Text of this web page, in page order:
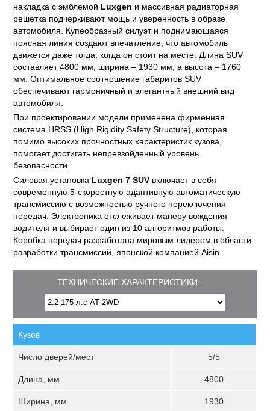
накладка с эмблемой Luxgen и массивная радиаторная
решетка подчеркивают мощь и уверенность в образе
автомобиля. Купеобразный силуэт и поднимающаяся
поясная линия создают впечатление, что автомобиль
движется даже тогда, когда он стоит на месте. Длина SUV
составляет 4800 мм, ширина – 1930 мм, а высота – 1760
мм. Оптимальное соотношение габаритов SUV
обеспечивают гармоничный и элегантный внешний вид
автомобиля.
При проектировании модели применена фирменная
система HRSS (High Rigidity Safety Structure), которая
помимо высоких прочностных характеристик кузова,
помогает достигать непревзойденный уровень
безопасности.
Силовая установка Luxgen 7 SUV включает в себя
современную 5-скоростную адаптивную автоматическую
трансмиссию с возможностью ручного переключения
передач. Электроника отслеживает манеру вождения
водителя и выбирает один из 10 алгоритмов работы.
Коробка передач разработана мировым лидером в области
разработки трансмиссий, японской компанией Aisin.
ТЕХНИЧЕСКИЕ ХАРАКТЕРИСТИКИ:
Кузов
Число дверей/мест 5/5
Длина, мм 4800
Ширина, мм 1930